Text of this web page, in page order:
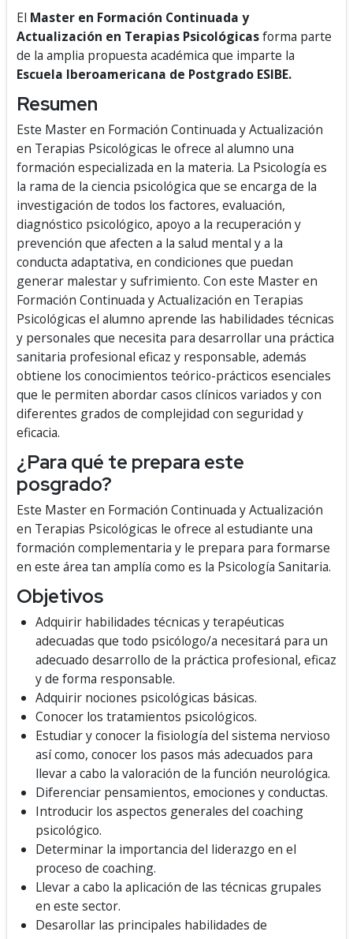
El Master en Formación Continuada y
Actualización en Terapias Psicológicasforma parte
de la amplia propuesta académica que imparte la
Escuela Iberoamericana de Postgrado ESIBE.
Resumen
Este Master en Formación Continuada y Actualización
en Terapias Psicológicas le ofrece al alumno una
formación especializada en la materia. La Psicología es
la rama de la ciencia psicológica que se encarga de la
investigación de todos los factores, evaluación,
diagnóstico psicológico, apoyo a la recuperación y
prevención que afecten a la salud mental y a la
conducta adaptativa, en condiciones que puedan
generar malestar y sufrimiento. Con este Master en
Formación Continuada y Actualización en Terapias
Psicológicas el alumno aprende las habilidades técnicas
y personales que necesita para desarrollar una práctica
sanitaria profesional eficaz y responsable, además
obtiene los conocimientos teórico-prácticos esenciales
que le permiten abordar casos clínicos variados y con
diferentes grados de complejidad con seguridad y
eficacia.
¿Para qué te prepara este
posgrado?
Este Master en Formación Continuada y Actualización
en Terapias Psicológicas le ofrece al estudiante una
formación complementaria y le prepara para formarse
en este área tan amplía como es la Psicología Sanitaria.
Objetivos
Adquirir habilidades técnicas y terapéuticas
adecuadas que todo psicólogo/a necesitará para un
adecuado desarrollo de la práctica profesional, eficaz
y de forma responsable.
Adquirir nociones psicológicas básicas.
Conocer los tratamientos psicológicos.
Estudiar y conocer la fisiología del sistema nervioso
así como, conocer los pasos más adecuados para
llevar a cabo la valoración de la función neurológica.
Diferenciar pensamientos, emociones y conductas.
Introducir los aspectos generales del coaching
psicológico.
Determinar la importancia del liderazgo en el
proceso de coaching.
Llevar a cabo la aplicación de las técnicas grupales
en este sector.
Desarollar las principales habilidades de